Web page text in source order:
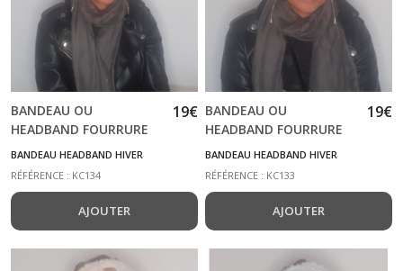
BANDEAU OU
HEADBAND FOURRURE
NOUNOURS KC134
19€
BANDEAU HEADBAND HIVER
RÉFÉRENCE : KC134
AJOUTER
BANDEAU OU
HEADBAND FOURRURE
ECUREUIL KC133
19€
BANDEAU HEADBAND HIVER
RÉFÉRENCE : KC133
AJOUTER